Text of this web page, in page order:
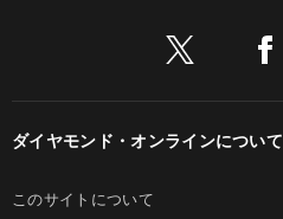
ダイヤモンド・オンラインについて
このサイトについて